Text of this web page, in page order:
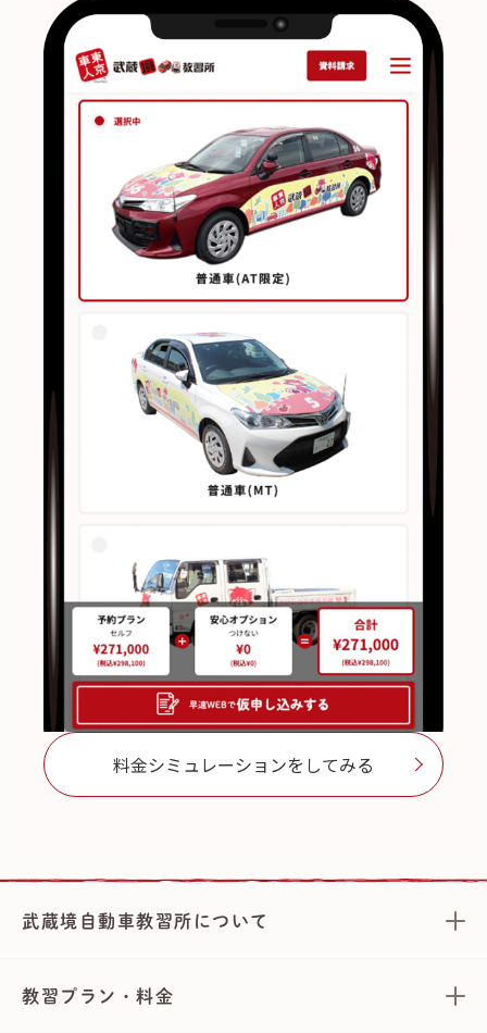
料金シミュレーションをしてみる
武蔵境自動車教習所について
教習プラン・料金